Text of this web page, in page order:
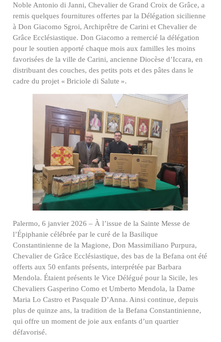
Noble Antonio di Janni, Chevalier de Grand Croix de Grâce, a
remis quelques fournitures offertes par la Délégation sicilienne
à Don Giacomo Sgroi, Archiprêtre de Carini et Chevalier de
Grâce Ecclésiastique. Don Giacomo a remercié la délégation
pour le soutien apporté chaque mois aux familles les moins
favorisées de la ville de Carini, ancienne Diocèse d’Iccara, en
distribuant des couches, des petits pots et des pâtes dans le
cadre du projet « Briciole di Salute ».
Palermo, 6 janvier 2026 – À l’issue de la Sainte Messe de
l’Épiphanie célébrée par le curé de la Basilique
Constantinienne de la Magione, Don Massimiliano Purpura,
Chevalier de Grâce Ecclésiastique, des bas de la Befana ont été
offerts aux 50 enfants présents, interprétée par Barbara
Mendola. Étaient présents le Vice Délégué pour la Sicile, les
Chevaliers Gasperino Como et Umberto Mendola, la Dame
Maria Lo Castro et Pasquale D’Anna. Ainsi continue, depuis
plus de quinze ans, la tradition de la Befana Constantinienne,
qui offre un moment de joie aux enfants d’un quartier
défavorisé.